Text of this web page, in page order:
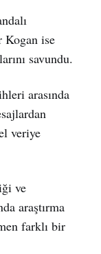
Kogan ise
savundu.
arasında
veriye
ve
araştırma
farklı bir